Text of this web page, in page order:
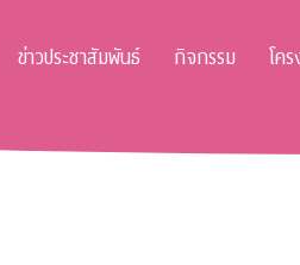
ข่าวประชาสัมพันธ์ กิจกรรม โค